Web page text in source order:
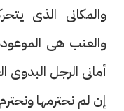
والمكانى الذى
والعنب هى
أمانى الرجل البدوى
إن لم نحترمها